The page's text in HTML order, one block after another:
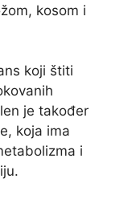
kosom i
koji štiti
je također
koja ima
i